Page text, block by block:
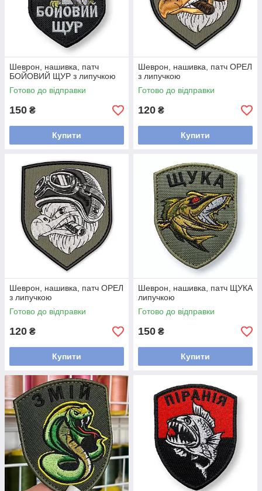
Шеврон, нашивка, патч
БОЙОВИЙ ЩУР з липучкою
Готово до відправки
150 ₴
Купити
Шеврон, нашивка, патч ОРЕЛ
з липучкою
Готово до відправки
120 ₴
Купити
Шеврон, нашивка, патч ОРЕЛ
з липучкою
Готово до відправки
120 ₴
Купити
Шеврон, нашивка, патч ЩУКА
липучкою
Готово до відправки
150 ₴
Купити